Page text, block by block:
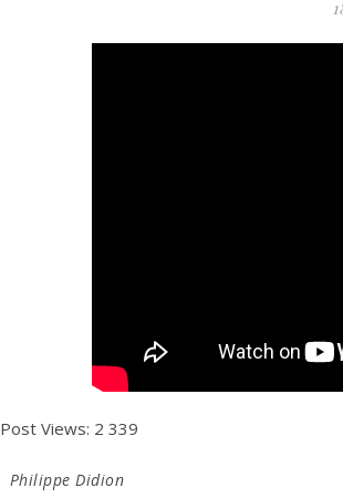
Post Views: 2 339
Philippe Didion